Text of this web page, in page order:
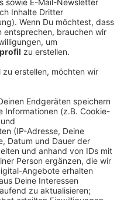
für
aus Bonn. Dessen
und setzen in